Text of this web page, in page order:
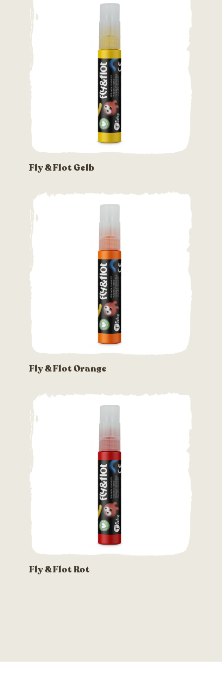
Fly & Flot Gelb
Fly & Flot Orange
Fly & Flot Rot